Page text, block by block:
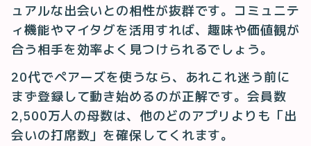
ュアルな出会いとの相性が抜群です。コミュニテ
ィ機能やマイタグを活用すれば、趣味や価値観が
合う相手を効率よく見つけられるでしょう。
20代でペアーズを使うなら、あれこれ迷う前に
まず登録して動き始めるのが正解です。会員数
2,500万人の母数は、他のどのアプリよりも「出
会いの打席数」を確保してくれます。